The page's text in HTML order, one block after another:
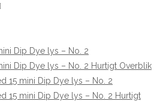
Hurtigt Overblik
Hurtigt